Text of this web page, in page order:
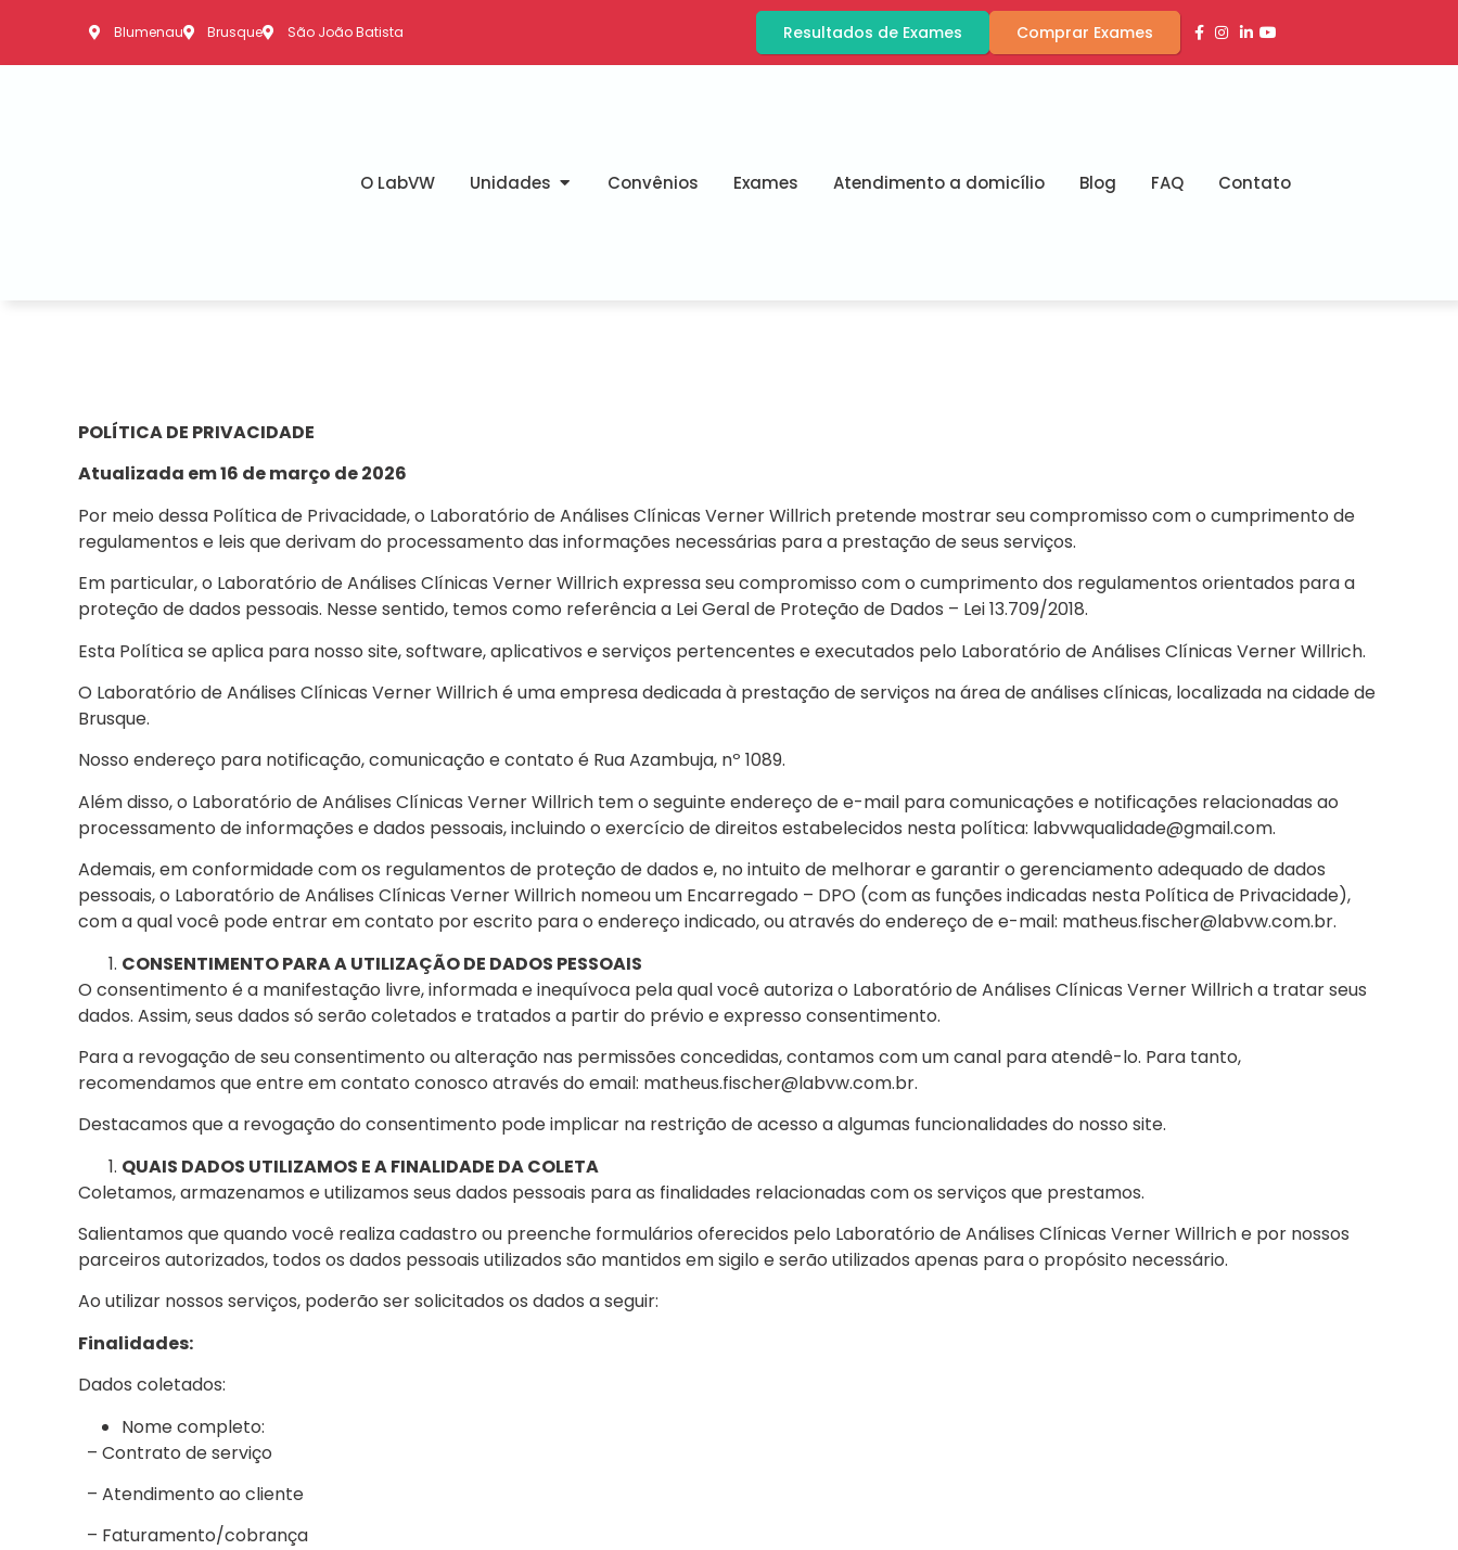
Blumenau Brusque São João Batista Resultados de Exames Comprar Exames
O LabVW Unidades Convênios Exames Atendimento a domicílio Blog FAQ Contato
POLÍTICA DE PRIVACIDADE
Atualizada em16 de março de 2026
Por meio dessa Política de Privacidade, o Laboratório de Análises Clínicas Verner Willrich pretende mostrar seu compromisso com o cumprimento de
regulamentos e leis que derivam do processamento das informações necessárias para a prestação de seus serviços.
Em particular, o Laboratório de Análises Clínicas Verner Willrich expressa seu compromisso com o cumprimento dos regulamentos orientados para a
proteção de dados pessoais. Nesse sentido, temos como referência a Lei Geral de Proteção de Dados – Lei 13.709/2018.
Esta Política se aplica para nosso site, software, aplicativos e serviços pertencentes e executados pelo Laboratório de Análises Clínicas Verner Willrich.
O Laboratório de Análises Clínicas Verner Willrich é uma empresa dedicada à prestação de serviços na área de análises clínicas, localizada na cidade de
Brusque.
Nosso endereço para notificação, comunicação e contato é Rua Azambuja, nº 1089.
Além disso, o Laboratório de Análises Clínicas Verner Willrich tem o seguinte endereço de e-mail para comunicações e notificações relacionadas ao
processamento de informações e dados pessoais, incluindo o exercício de direitos estabelecidos nesta política: labvwqualidade@gmail.com.
Ademais, em conformidade com os regulamentos de proteção de dados e, no intuito de melhorar e garantir o gerenciamento adequado de dados
pessoais, o Laboratório de Análises Clínicas Verner Willrich nomeou um Encarregado – DPO (com as funções indicadas nesta Política de Privacidade),
com a qual você pode entrar em contato por escrito para o endereço indicado, ou através do endereço de e-mail: matheus.fischer@labvw.com.br.
CONSENTIMENTO PARA A UTILIZAÇÃO DE DADOS PESSOAIS
O consentimento é a manifestação livre, informada e inequívoca pela qual você autoriza o Laboratóriode Análises Clínicas Verner Willrich a tratar seus
dados. Assim, seus dados só serão coletados e tratados a partir do prévio e expresso consentimento.
Para a revogação de seu consentimento ou alteração nas permissões concedidas, contamos com um canal para atendê-lo. Para tanto,
recomendamos que entre em contato conosco através do email: matheus.fischer@labvw.com.br.
Destacamos que a revogação do consentimento pode implicar na restrição de acesso a algumas funcionalidades do nosso site.
QUAIS DADOS UTILIZAMOS E A FINALIDADE DA COLETA
Coletamos, armazenamos e utilizamos seus dados pessoais para as finalidades relacionadas com os serviços que prestamos.
Salientamos que quando você realiza cadastro ou preenche formulários oferecidos pelo Laboratório de Análises Clínicas Verner Willrich e por nossos
parceiros autorizados, todos os dados pessoais utilizados são mantidos em sigilo e serão utilizados apenas para o propósito necessário.
Ao utilizar nossos serviços, poderão ser solicitados os dados a seguir:
Finalidades:
Dados coletados:
Nome completo:
– Contrato de serviço
– Atendimento ao cliente
– Faturamento/cobrança